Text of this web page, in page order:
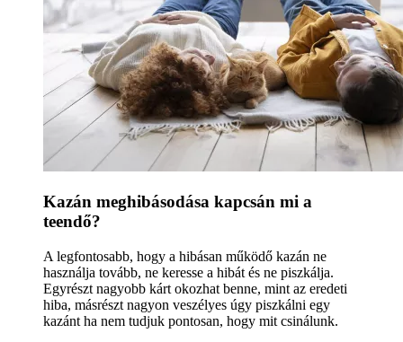
Kazán meghibásodása kapcsán mi a
teendő?
A legfontosabb, hogy a hibásan működő kazán ne
használja tovább, ne keresse a hibát és ne piszkálja.
Egyrészt nagyobb kárt okozhat benne, mint az eredeti
hiba, másrészt nagyon veszélyes úgy piszkálni egy
kazánt ha nem tudjuk pontosan, hogy mit csinálunk.